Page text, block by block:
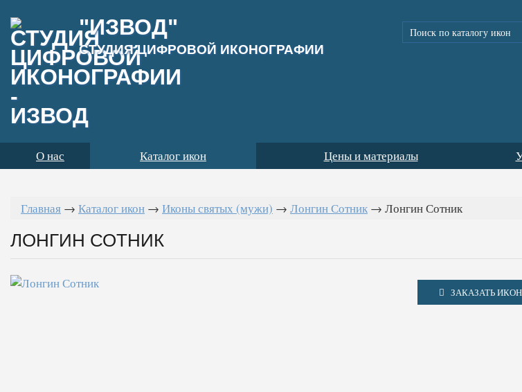
"ИЗВОД"
СТУДИЯ ЦИФРОВОЙ ИКОНОГРАФИИ
О нас Каталог икон Цены и материалы
Главная → Каталог икон → Иконы святых (мужи) → Лонгин Сотник → Лонгин Сотник
ЛОНГИН СОТНИК
ЗАКАЗАТЬ